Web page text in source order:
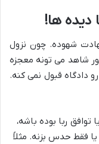
دیده ها!
شهوده. چون نزول
شاهد می تونه معجزه
دادگاه قبول نمی کنه.
ربا بوده باشه،
فقط حدس بزنه. مثلاً